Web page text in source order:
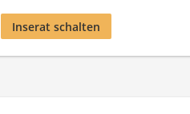
Inserat schalten